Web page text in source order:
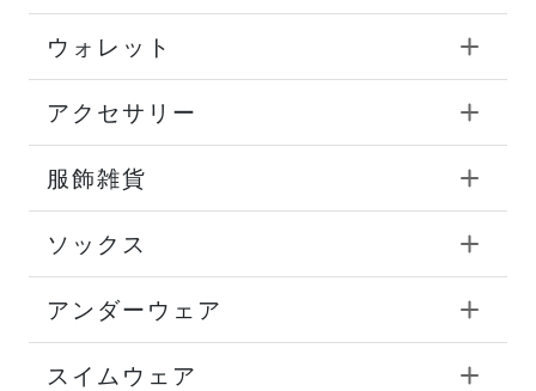
ウォレット
アクセサリー
服飾雑貨
ソックス
アンダーウェア
スイムウェア